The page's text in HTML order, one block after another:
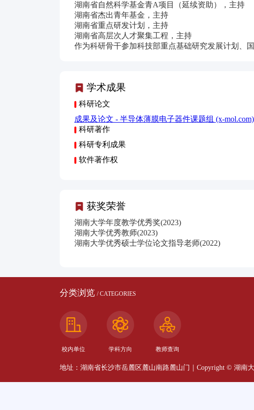
湖南省自然科学基金青A项目（延续资助），主持
湖南省杰出青年基金，主持
湖南省重点研发计划，主持
湖南省高层次人才聚集工程，主持
作为科研骨干参加科技部重点基础研究发展计划、
学术成果
科研论文
成果及论文 - 半导体薄膜电子器件课题组 (x-mol.com)
科研著作
科研专利成果
软件著作权
获奖荣誉
湖南大学年度教学优秀奖(2023)
湖南大学优秀教师(2023)
湖南大学优秀硕士学位论文指导老师(2022)
分类浏览 / CATEGORIES
校内单位 学科方向 教师查询
地址：湖南省长沙市岳麓区麓山南路麓山门｜Copyright © 湖南